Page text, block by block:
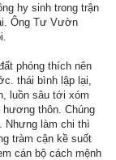
hy sinh trong trận
Ông Tư Vườn
phóng thích nên
thái bình lập lại,
luồn sâu tới xóm
thôn. Chúng
Nhưng làm chi thì
tràm cận kề suốt
cán bộ cách mệnh